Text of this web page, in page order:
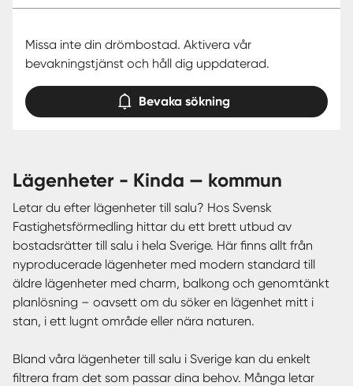
Missa inte din drömbostad. Aktivera vår
bevakningstjänst och håll dig uppdaterad.
Bevaka sökning
lägenheter - Kinda — kommun
Letar du efter lägenheter till salu? Hos Svensk
Fastighetsförmedling hittar du ett brett utbud av
bostadsrätter till salu i hela Sverige. Här finns allt från
nyproducerade lägenheter med modern standard till
äldre lägenheter med charm, balkong och genomtänkt
planlösning – oavsett om du söker en lägenhet mitt i
stan, i ett lugnt område eller nära naturen.
Bland våra lägenheter till salu i Sverige kan du enkelt
filtrera fram det som passar dina behov. Många letar